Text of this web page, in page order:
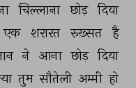
चिल्लाना छोड़ दिया
एक शरारत रुख़्सत है
ने आना छोड़ दिया
तुम सौतेली अम्मी हो